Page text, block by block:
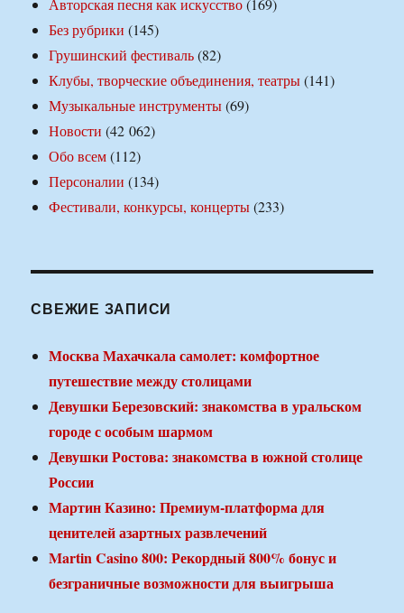
Без рубрики (145)
Грушинский фестиваль(82)
Клубы, творческие объединения, театры(141)
Музыкальные инструменты(69)
Новости (42 062)
Обо всем(112)
Персоналии (134)
Фестивали, конкурсы, концерты(233)
СВЕЖИЕ ЗАПИСИ
Москва Махачкала самолет: комфортное
путешествие между столицами
Девушки Березовский: знакомства в уральском
городе с особым шармом
Девушки Ростова: знакомства в южной столице
России
Мартин Казино: Премиум-платформа для
ценителей азартных развлечений
Martin Casino 800: Рекордный 800% бонус и
безграничные возможности для выигрыша